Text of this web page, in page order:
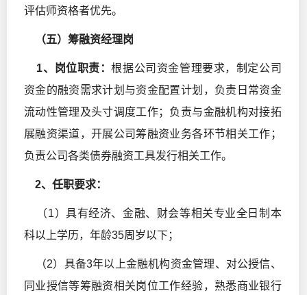
评估师资格者优先。
（五）筹融资经理岗
1、岗位职责：根据公司资金管理要求，制定公司
资金的融资需求计划与资金配置计划，负责日常资金
流动性管理及头寸调度工作；负责与金融机构对接拓
展融资渠道，开展公司筹融资业务各环节相关工作；
负责公司各类债券融资工具发行相关工作。
2、任职要求：
（1）具有经济、金融、财会等相关专业全日制本
科以上学历，年龄35周岁以下；
（2）具备3年以上金融机构资金管理、对公授信、
同业授信等筹融资相关岗位工作经验，熟悉商业银行